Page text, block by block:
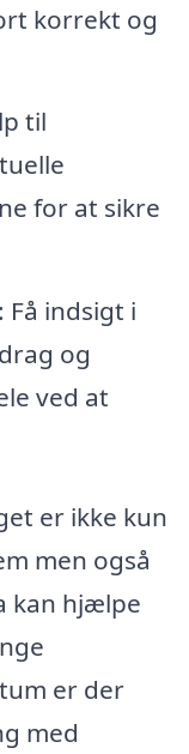
korrekt og
til
for at sikre
: Få indsigt i
og
ved at
er ikke kun
men også
kan hjælpe
er der
med